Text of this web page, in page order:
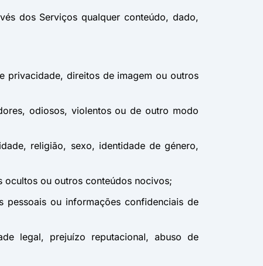
dos Serviços qualquer conteúdo, dado,
privacidade, direitos de imagem ou outros
odiosos, violentos ou de outro modo
religião, sexo, identidade de género,
ou outros conteúdos nocivos;
ou informações confidenciais de
legal, prejuízo reputacional, abuso de